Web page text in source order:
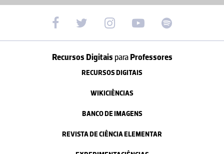
Recursos Digitais paraProfessores
RECURSOS DIGITAIS
WIKICIÊNCIAS
BANCO DE IMAGENS
REVISTA DE CIÊNCIA ELEMENTAR